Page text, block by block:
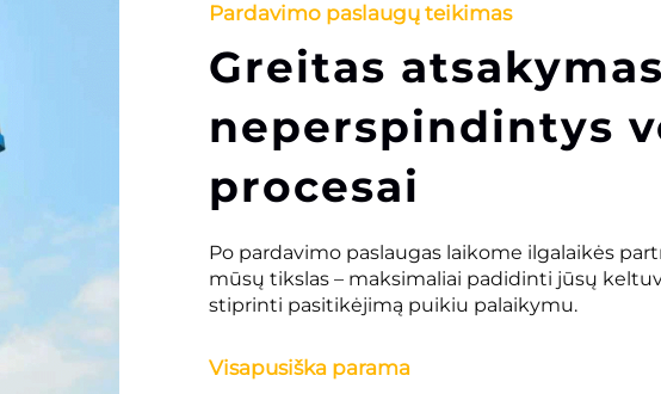
Pardavimo paslaugų teikimas
Greitas
neperspindintys
procesai
Po pardavimo paslaugas laikome ilgalaikės
mūsų tikslas – maksimaliai padidinti jūsų
stiprinti pasitikėjimą puikiu palaikymu.
Visapusiška parama